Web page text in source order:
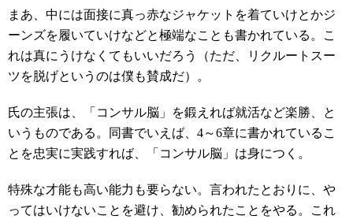
まあ、中には面接に真っ赤なジャケットを着ていけとかジ
ーンズを履いていけなどと極端なことも書かれている。こ
れは真にうけなくてもいいだろう（ただ、リクルートスー
ツを脱げというのは僕も賛成だ）。
氏の主張は、「コンサル脳」を鍛えれば就活など楽勝、と
いうものである。同書でいえば、4～6章に書かれているこ
とを忠実に実践すれば、「コンサル脳」は身につく。
特殊な才能も高い能力も要らない。言われたとおりに、や
ってはいけないことを避け、勧められたことをやる。これ